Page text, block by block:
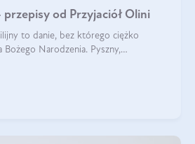
od Przyjaciół Olini
to danie, bez którego ciężko
Narodzenia. Pyszny,